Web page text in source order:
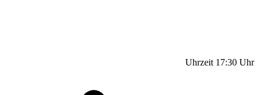
Uhrzeit 17:30 Uhr